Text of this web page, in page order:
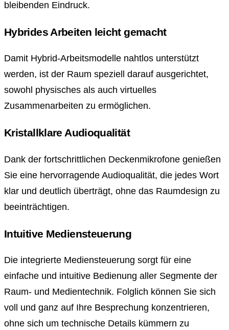
bleibenden Eindruck.
Hybrides Arbeiten leicht gemacht
Damit Hybrid-Arbeitsmodelle nahtlos unterstützt
werden, ist der Raum speziell darauf ausgerichtet,
sowohl physisches als auch virtuelles
Zusammenarbeiten zu ermöglichen.
Kristallklare Audioqualität
Dank der fortschrittlichen Deckenmikrofone genießen
Sie eine hervorragende Audioqualität, die jedes Wort
klar und deutlich überträgt, ohne das Raumdesign zu
beeinträchtigen.
Intuitive Mediensteuerung
Die integrierte Mediensteuerung sorgt für eine
einfache und intuitive Bedienung aller Segmente der
Raum- und Medientechnik. Folglich können Sie sich
voll und ganz auf Ihre Besprechung konzentrieren,
ohne sich um technische Details kümmern zu